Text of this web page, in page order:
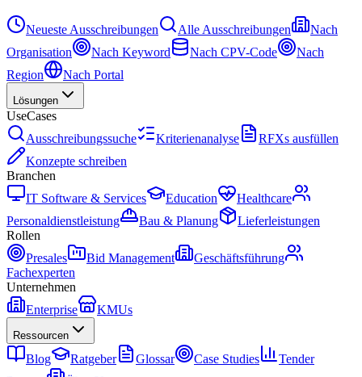
Neueste Ausschreibungen Alle Ausschreibungen
Nach
Organisation
Nach Keyword Nach CPV-Code
Nach
Region
Nach Portal
Lösungen
UseCases
Ausschreibungssuche
Kriterienanalyse
RFXs ausfüllen
Konzepte schreiben
Branchen
IT Software & Services
Education
Healthcare
Personaldienstleistung
Bau & Planung
Lieferleistungen
Rollen
Presales
Bid Management
Geschäftsführung
Fachexperten
Unternehmen
Enterprise
KMUs
Ressourcen
Blog Ratgeber Glossar Case Studies
Tender